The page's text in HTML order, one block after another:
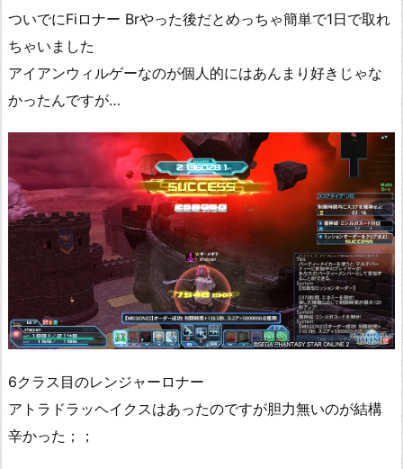
ついでにFiロナー Brやった後だとめっちゃ簡単で1日で取れ
ちゃいました
アイアンウィルゲーなのが個人的にはあんまり好きじゃな
かったんですが…
6クラス目のレンジャーロナー
アトラドラッヘイクスはあったのですが胆力無いのが結構
辛かった；；